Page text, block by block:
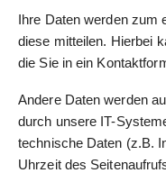
Ihre Daten werden zum
diese mitteilen. Hierbei
die Sie in ein
Andere Daten werden
durch unsere IT-
technische Daten (z.B.
Uhrzeit des